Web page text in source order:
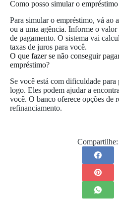
Como posso simular o
Para simular o empréstimo, vá ao
ou a uma agência. Informe o valor
de pagamento. O sistema vai
taxas de juros para você.
O que fazer se não conseguir
empréstimo?
Se você está com dificuldade
logo. Eles podem ajudar a
você. O banco oferece opções de
refinanciamento.
Compartilhe: